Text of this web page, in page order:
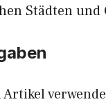
Städten und